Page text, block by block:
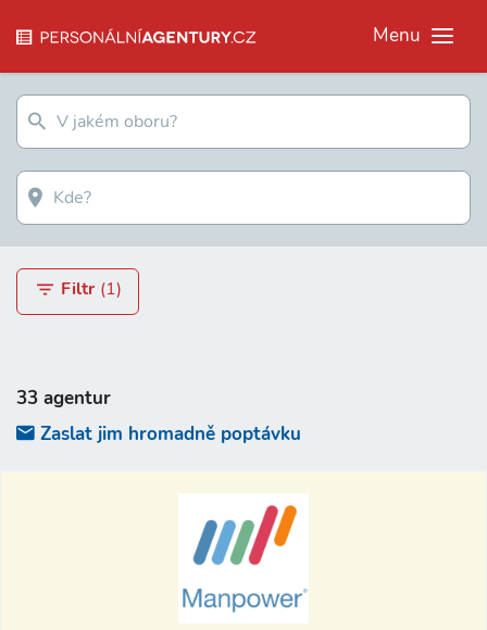
Menu
Filtr (1)
33 agentur
Zaslat jim hromadně poptávku